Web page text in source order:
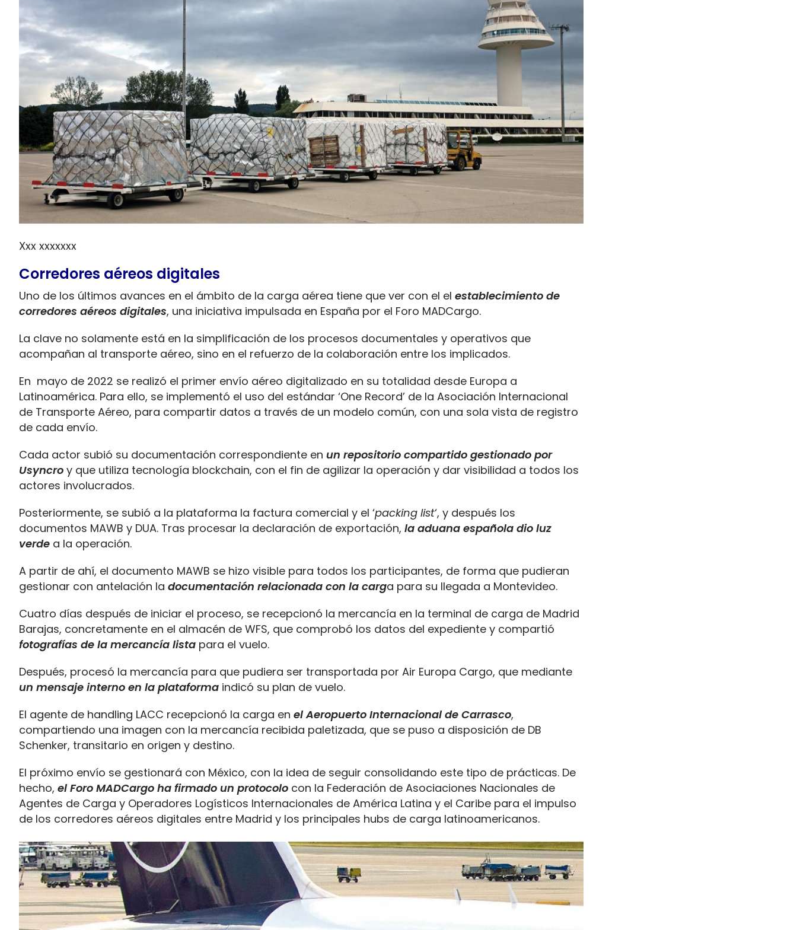
Xxx xxxxxxx
Corredores aéreos digitales
Uno de los últimos avances en el ámbito de la carga aérea tiene que ver con el el establecimiento de
corredores aéreos digitales, una iniciativa impulsada en España por el Foro MADCargo.
La clave no solamente está en la simplificación de los procesos documentales y operativos que
acompañan al transporte aéreo, sino en el refuerzo de la colaboración entre los implicados.
En mayo de 2022 se realizó el primer envío aéreo digitalizado en su totalidad desde Europa a
Latinoamérica. Para ello, se implementó el uso del estándar ‘One Record’ de la Asociación Internacional
de Transporte Aéreo, para compartir datos a través de un modelo común, con una sola vista de registro
de cada envío.
Cada actor subió su documentación correspondiente en un repositorio compartido gestionado por
Usyncro y que utiliza tecnología blockchain, con el fin de agilizar la operación y dar visibilidad a todos los
actores involucrados.
Posteriormente, se subió a la plataforma la factura comercial y el ‘packing list‘, y después los
documentos MAWB y DUA. Tras procesar la declaración de exportación, la aduana española dio luz
verde a la operación.
A partir de ahí, el documento MAWB se hizo visible para todos los participantes, de forma que pudieran
gestionar con antelación la documentación relacionada con la carga para su llegada a Montevideo.
Cuatro días después de iniciar el proceso, se recepcionó la mercancía en la terminal de carga de Madrid
Barajas, concretamente en el almacén de WFS, que comprobó los datos del expediente y compartió
fotografías de la mercancía lista para el vuelo.
Después, procesó la mercancía para que pudiera ser transportada por Air Europa Cargo, que mediante
un mensaje interno en la plataforma indicó su plan de vuelo.
El agente de handling LACC recepcionó la carga en el Aeropuerto Internacional de Carrasco,
compartiendo una imagen con la mercancía recibida paletizada, que se puso a disposición de DB
Schenker, transitario en origen y destino.
El próximo envío se gestionará con México, con la idea de seguir consolidando este tipo de prácticas. De
hecho, el Foro MADCargo ha firmado un protocolo con la Federación de Asociaciones Nacionales de
Agentes de Carga y Operadores Logísticos Internacionales de América Latina y el Caribe para el impulso
de los corredores aéreos digitales entre Madrid y los principales hubs de carga latinoamericanos.